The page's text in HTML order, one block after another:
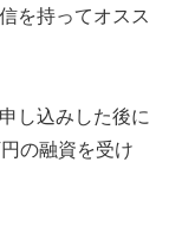
を持ってオスス
し込みした後に
の融資を受け